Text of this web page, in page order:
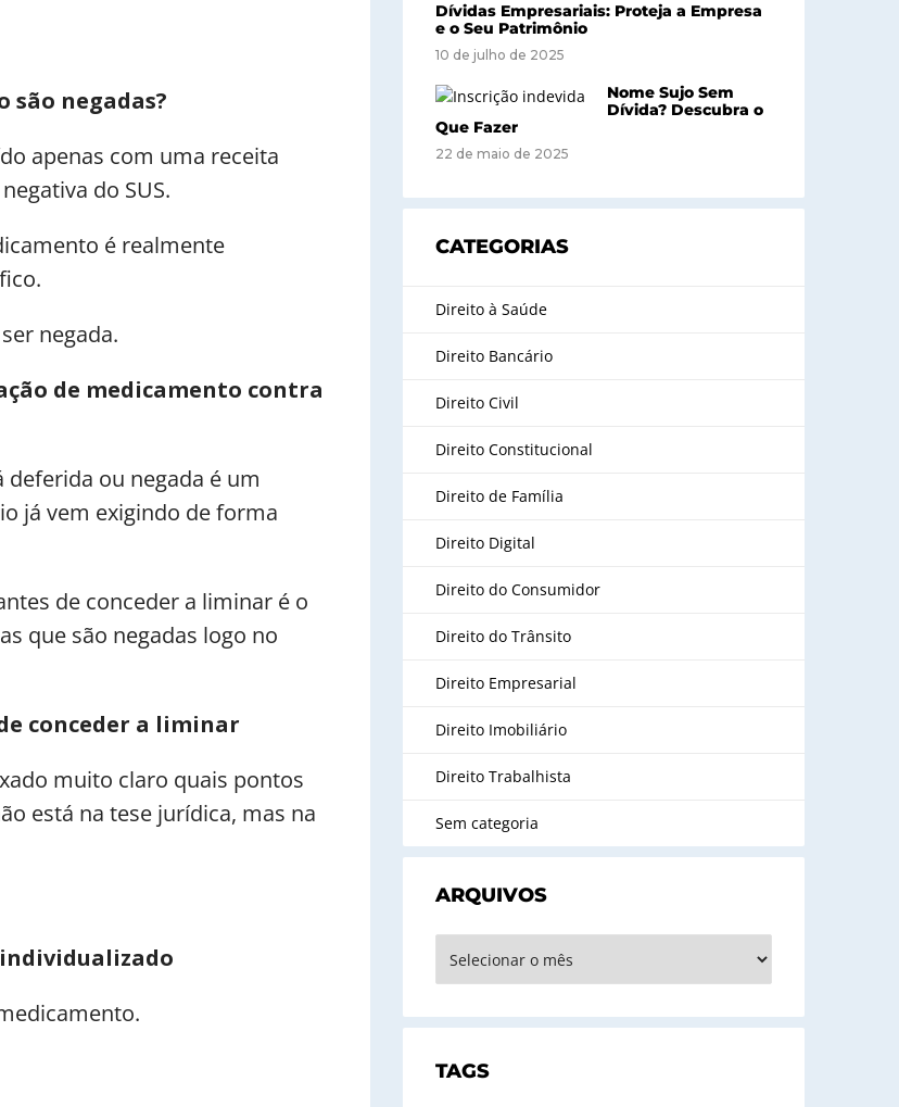
são negadas?
apenas com uma receita
do SUS.
é realmente
negada.
de medicamento contra
ou negada é um
já vem exigindo de forma
de conceder a liminar é o
que são negadas logo no
conceder a liminar
muito claro quais pontos
está na tese jurídica, mas na
Dívidas Empresariais: Proteja a Empresa
e o Seu Patrimônio
10 de julho de 2025
Nome Sujo Sem
Dívida? Descubra o
Que Fazer
22 de maio de 2025
CATEGORIAS
Direito à Saúde
Direito Bancário
Direito Civil
Direito Constitucional
Direito de Família
Direito Digital
Direito do Consumidor
Direito do Trânsito
Direito Empresarial
Direito Imobiliário
Direito Trabalhista
Sem categoria
ARQUIVOS
TAGS